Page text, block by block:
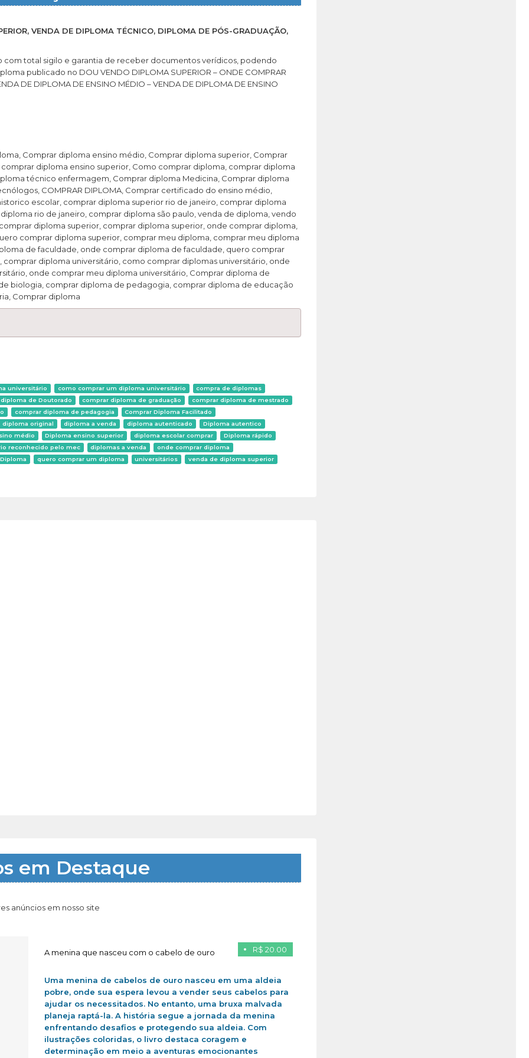
VENDA DE DIPLOMA TÉCNICO, DIPLOMA DE PÓS-GRADUAÇÃO,
total sigilo e garantia de receber documentos verídicos, podendo
publicado no DOU VENDO DIPLOMA SUPERIOR – ONDE COMPRAR
DE DIPLOMA DE ENSINO MÉDIO – VENDA DE DIPLOMA DE ENSINO
Comprar diploma ensino médio, Comprar diploma superior, Comprar
diploma ensino superior, Como comprar diploma, comprar diploma
técnico enfermagem, Comprar diploma Medicina, Comprar diploma
COMPRAR DIPLOMA, Comprar certificado do ensino médio,
escolar, comprar diploma superior rio de janeiro, comprar diploma
rio de janeiro, comprar diploma são paulo, venda de diploma, vendo
diploma superior, comprar diploma superior, onde comprar diploma,
comprar diploma superior, comprar meu diploma, comprar meu diploma
de faculdade, onde comprar diploma de faculdade, quero comprar
diploma universitário, como comprar diplomas universitário, onde
onde comprar meu diploma universitário, Comprar diploma de
biologia, comprar diploma de pedagogia, comprar diploma de educação
Comprar diploma
universitário como comprar um diploma universitário
compra de diplomas
de Doutorado
comprar diploma de graduação
comprar diploma de mestrado
comprar diploma de pedagogia
Comprar Diploma Facilitado
diploma original
diploma a venda diploma autenticado
Diploma autentico
médio
Diploma ensino superior diploma escolar comprar
Diploma rápido
reconhecido pelo mec
diplomas a venda
onde comprar diploma
quero comprar um diploma universitários venda de diploma superior
em Destaque
anúncios em nosso site
R$ 20.00
A menina que nasceu com o cabelo de ouro
Uma menina de cabelos de ouro nasceu em uma aldeia
pobre, onde sua espera levou a vender seus cabelos para
ajudar os necessitados. No entanto, uma bruxa malvada
planeja raptá-la. A história segue a jornada da menina
enfrentando desafios e protegendo sua aldeia. Com
ilustrações coloridas, o livro destaca coragem e
determinação em meio a aventuras emocionantes